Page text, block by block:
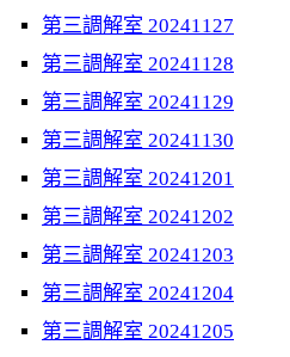
第三調解室 20241127
第三調解室 20241128
第三調解室 20241129
第三調解室 20241130
第三調解室 20241201
第三調解室 20241202
第三調解室 20241203
第三調解室 20241204
第三調解室 20241205